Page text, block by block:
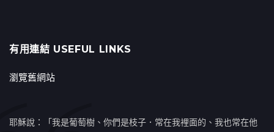
有用連結 USEFUL LINKS
瀏覽舊網站
耶穌說：「我是葡萄樹、你們是枝子．常在我裡面的、我也常在他